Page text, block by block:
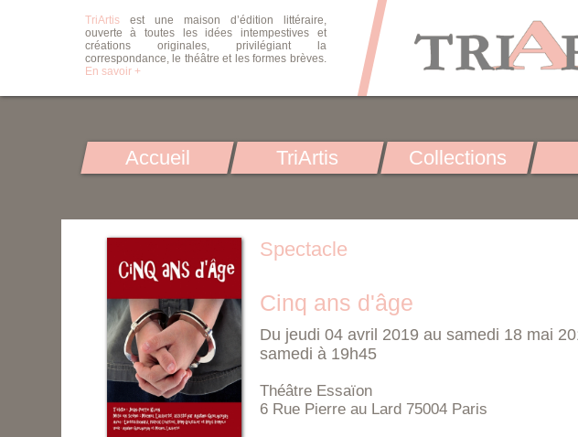
TriArtisest une maison d’édition littéraire,
ouverte à toutes les idées intempestives et
créations originales, privilégiant la
correspondance, le théâtre et les formes brèves.
En savoir +
Accueil TriArtis Collections
Spectacle
Cinq ans d'âge
Du jeudi 04 avril 2019 au samedi 18 mai
samedi à 19h45
Théâtre Essaïon
6 Rue Pierre au Lard 75004 Paris